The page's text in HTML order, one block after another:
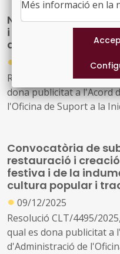
concessió de
relacionades amb la
l'associacionisme
Noves subvencions
i exposicions de
a Catalunya
●
Resolució CLT/994/2026,
dona publicitat a l'Acord
l'Oficina de Suport a la
d'espectacles i
popular i tradicional
Convocatòria de
restauració i
festiva i de la
cultura popular i
● 09/12/2025
Resolució CLT/4495/
qual es dona publicitat a
d'Administració de
Més informació en la